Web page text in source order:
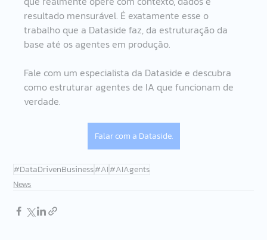
resultado mensurável. É exatamente esse o
trabalho que a Dataside faz, da estruturação da
base até os agentes em produção.
Fale com um especialista da Dataside e descubra
como estruturar agentes de IA que funcionam de
verdade.
Falar com a Dataside.
#DataDrivenBusiness#AI#AIAgents
News